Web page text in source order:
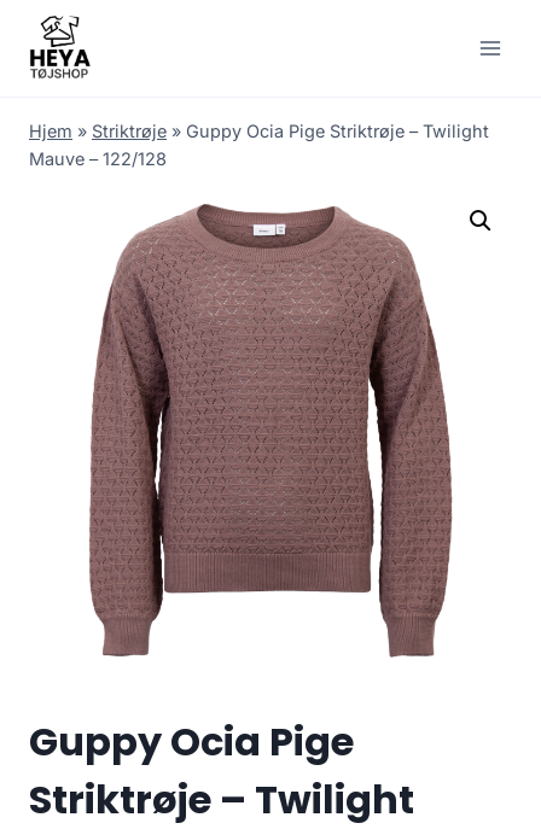
content
Hjem » Striktrøje » Guppy Ocia Pige Striktrøje – Twilight
Mauve – 122/128
Guppy Ocia Pige
Striktrøje – Twilight